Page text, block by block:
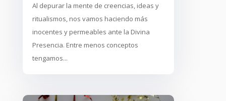
Al depurar la mente de creencias, ideas y
ritualismos, nos vamos haciendo más
inocentes y permeables ante la Divina
Presencia. Entre menos conceptos
tengamos...